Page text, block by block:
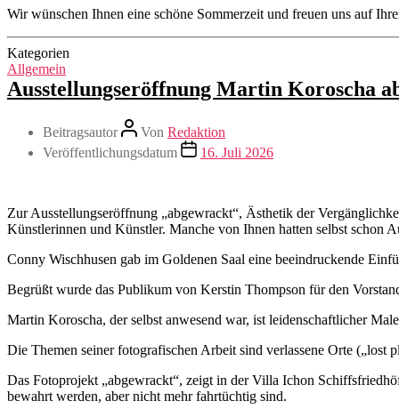
Wir wünschen Ihnen eine schöne Sommerzeit und freuen uns auf
Kategorien
Allgemein
Ausstellungseröffnung Martin Koroscha
Beitragsautor Von Redaktion
Veröffentlichungsdatum
16. Juli 2026
Zur Ausstellungseröffnung „abgewrackt“, Ästhetik der
Künstlerinnen und Künstler. Manche von Ihnen hatten selbst schon
Conny Wischhusen gab im Goldenen Saal eine beeindruckende
Begrüßt wurde das Publikum von Kerstin Thompson für den
Martin Koroscha, der selbst anwesend war, ist leidenschaftlicher
Die Themen seiner fotografischen Arbeit sind verlassene Orte („lost
Das Fotoprojekt „abgewrackt“, zeigt in der Villa Ichon
bewahrt werden, aber nicht mehr fahrtüchtig sind.